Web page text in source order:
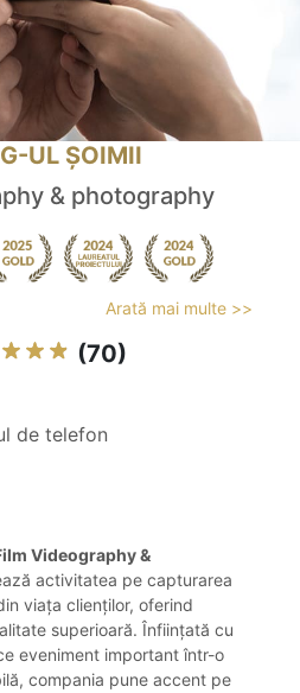
UL ȘOIMII
& photography
Arată mai multe >>
(70)
de telefon
Videography &
activitatea pe capturarea
viața clienților, oferind
superioară. Înființată cu
eveniment important într-o
compania pune accent pe